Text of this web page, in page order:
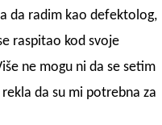
da radim kao defektolog,
raspitao kod svoje
ne mogu ni da se setim
da su mi potrebna za